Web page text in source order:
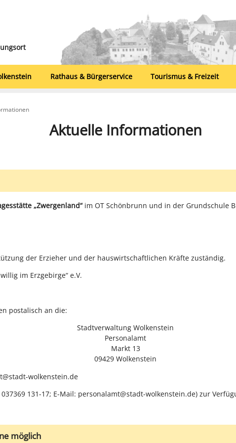
Rathaus & Bürgerservice Tourismus & Freizeit
Aktuelle Informationen
„Zwergenland“im OT Schönbrunn und in der Grundschule
der Erzieher und der hauswirtschaftlichen Kräfte zuständig.
im Erzgebirge“ e.V.
postalisch an die:
Stadtverwaltung Wolkenstein
Personalamt
Markt 13
09429 Wolkenstein
wolkenstein.de
131-17; E-Mail: personalamt@stadt-wolkenstein.de) zur
möglich